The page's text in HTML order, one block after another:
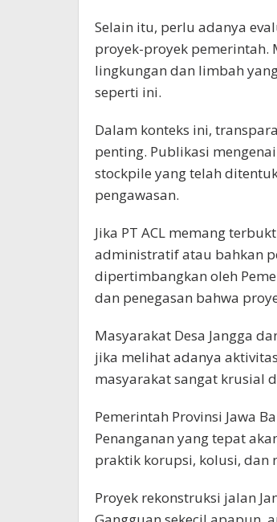
Selain itu, perlu adanya
proyek-proyek pemerintah.
lingkungan dan limbah
seperti ini.
Dalam konteks ini,
penting. Publikasi
stockpile yang telah
pengawasan.
Jika PT ACL memang
administratif atau bahkan
dipertimbangkan oleh
dan penegasan bahwa
Masyarakat Desa Jangga
jika melihat adanya
masyarakat sangat krusial
Pemerintah Provinsi Jawa
Penanganan yang tepat
praktik korupsi, kolusi, dan
Proyek rekonstruksi jalan